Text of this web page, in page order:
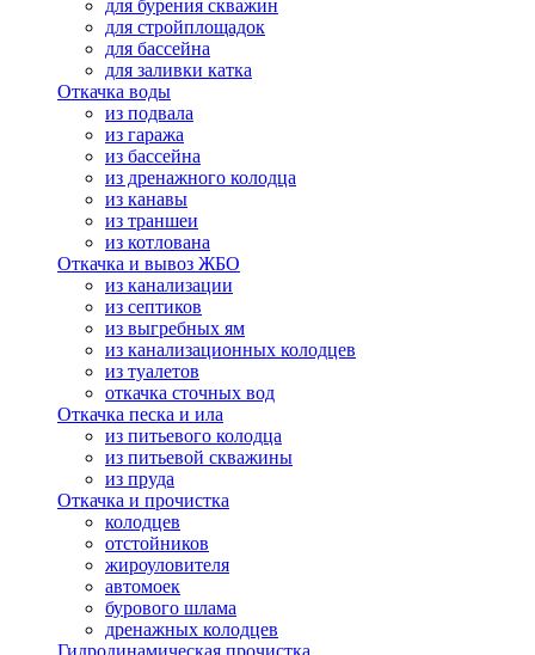
для бурения скважин
для стройплощадок
для бассейна
для заливки катка
Откачка воды
из подвала
из гаража
из бассейна
из дренажного колодца
из канавы
из траншеи
из котлована
Откачка и вывоз ЖБО
из канализации
из септиков
из выгребных ям
из канализационных колодцев
из туалетов
откачка сточных вод
Откачка песка и ила
из питьевого колодца
из питьевой скважины
из пруда
Откачка и прочистка
колодцев
отстойников
жироуловителя
автомоек
бурового шлама
дренажных колодцев
Гидродинамическая прочистка